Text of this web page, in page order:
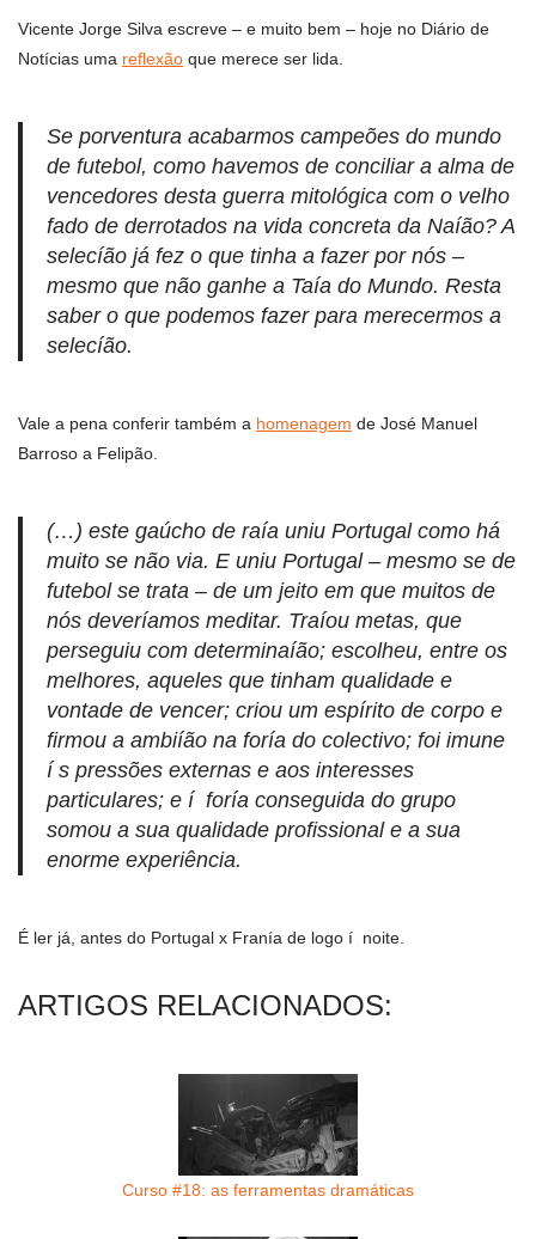
Vicente Jorge Silva escreve – e muito bem – hoje no Diário de
Notí­cias uma reflexão que merece ser lida.
Se porventura acabarmos campeões do mundo
de futebol, como havemos de conciliar a alma de
vencedores desta guerra mitológica com o velho
fado de derrotados na vida concreta da Naíão? A
selecíão já fez o que tinha a fazer por nós –
mesmo que não ganhe a Taía do Mundo. Resta
saber o que podemos fazer para merecermos a
selecíão.
Vale a pena conferir também a homenagem de José Manuel
Barroso a Felipão.
(…) este gaúcho de raía uniu Portugal como há
muito se não via. E uniu Portugal – mesmo se de
futebol se trata – de um jeito em que muitos de
nós deverí­amos meditar. Traíou metas, que
perseguiu com determinaíão; escolheu, entre os
melhores, aqueles que tinham qualidade e
vontade de vencer; criou um espí­rito de corpo e
firmou a ambiíão na foría do colectivo; foi imune
í s pressões externas e aos interesses
particulares; e í foría conseguida do grupo
somou a sua qualidade profissional e a sua
enorme experiência.
É ler já, antes do Portugal x Franía de logo í noite.
ARTIGOS RELACIONADOS:
Curso #18: as ferramentas dramáticas